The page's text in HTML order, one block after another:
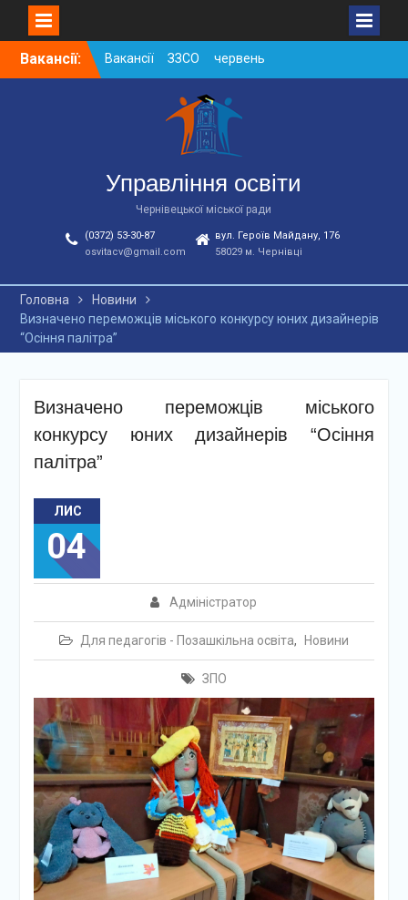
SkipВакансії:
Вакансії ЗЗСО червень
2026
Вакансії у ЗДО та
дошкільних підрозділах
ЗЗСО станом на
01.08.2026 р.
Вакансії ЗЗСО серпень
2026
Управління освіти
Чернівецької міської ради
(0372) 53-30-87
osvitacv@gmail.com
вул. Героїв Майдану, 176
58029 м. Чернівці
Головна
Новини
Визначено переможців міського конкурсу юних дизайнерів
“Осіння палітра”
Визначено переможців міського
конкурсу юних дизайнерів “Осіння
палітра”
ЛИС
04
Адміністратор
Для педагогів - Позашкільна освіта, Новини
ЗПО